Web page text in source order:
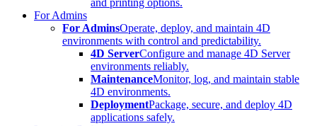
and printing options.
For Admins
For AdminsOperate, deploy, and maintain 4D
environments with control and predictability.
4D ServerConfigure and manage 4D Server
environments reliably.
MaintenanceMonitor, log, and maintain stable
4D environments.
DeploymentPackage, secure, and deploy 4D
applications safely.